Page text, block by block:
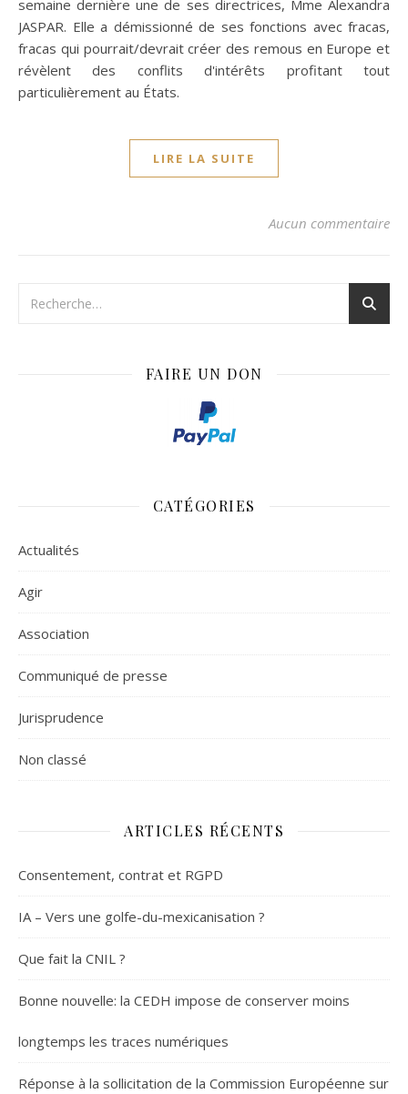
semaine dernière une de ses directrices, Mme Alexandra
JASPAR. Elle a démissionné de ses fonctions avec fracas,
fracas qui pourrait/devrait créer des remous en Europe et
révèlent des conflits d'intérêts profitant tout
particulièrement au États.
LIRE LA SUITE
Aucun commentaire
FAIRE UN DON
CATÉGORIES
Actualités
Agir
Association
Communiqué de presse
Jurisprudence
Non classé
ARTICLES RÉCENTS
Consentement, contrat et RGPD
IA – Vers une golfe-du-mexicanisation ?
Que fait la CNIL ?
Bonne nouvelle: la CEDH impose de conserver moins
longtemps les traces numériques
Réponse à la sollicitation de la Commission Européenne sur